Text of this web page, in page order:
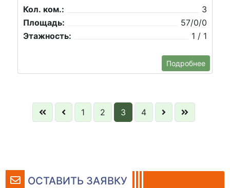
ОСТАВИТЬ ЗАЯВКУ
Кол. ком.:
3
Площадь:
57/0/0
Этажность:
1 / 1
Подробнее
1 2 3 4